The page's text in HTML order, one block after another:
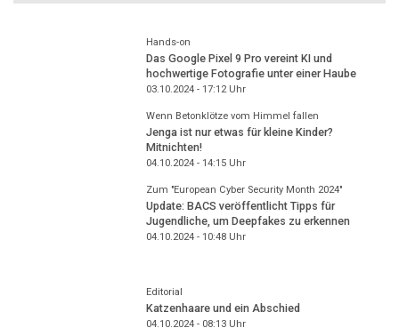
Hands-on
Das Google Pixel 9 Pro vereint KI und
hochwertige Fotografie unter einer Haube
03.10.2024 - 17:12Uhr
Wenn Betonklötze vom Himmel fallen
Jenga ist nur etwas für kleine Kinder?
Mitnichten!
04.10.2024 - 14:15Uhr
Zum "European Cyber Security Month 2024"
Update: BACS veröffentlicht Tipps für
Jugendliche, um Deepfakes zu erkennen
04.10.2024 - 10:48Uhr
Editorial
Katzenhaare und ein Abschied
04.10.2024 - 08:13Uhr